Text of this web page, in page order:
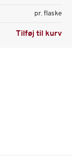
pr. flaske
Tilføj til kurv